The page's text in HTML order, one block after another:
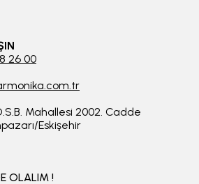
26 00
Mahallesi 2002. Cadde
Eskişehir
OLALIM !